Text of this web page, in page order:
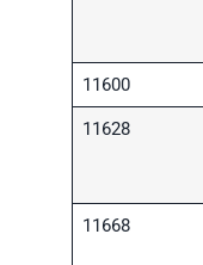
11600
11628
11668